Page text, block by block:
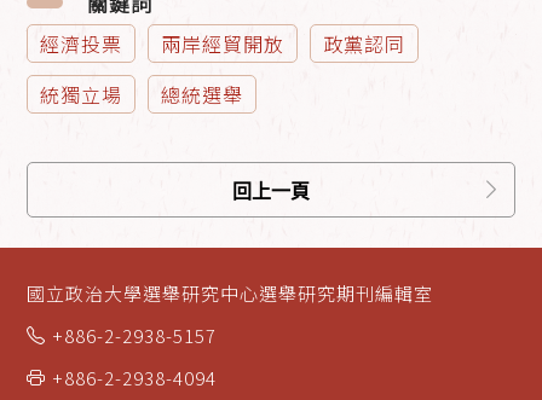
經濟投票 兩岸經貿開放
政黨認同
統獨立場
總統選舉
回上一頁
國立政治大學選舉研究中心選舉研究期刊編輯室
+886-2-2938-5157
+886-2-2938-4094